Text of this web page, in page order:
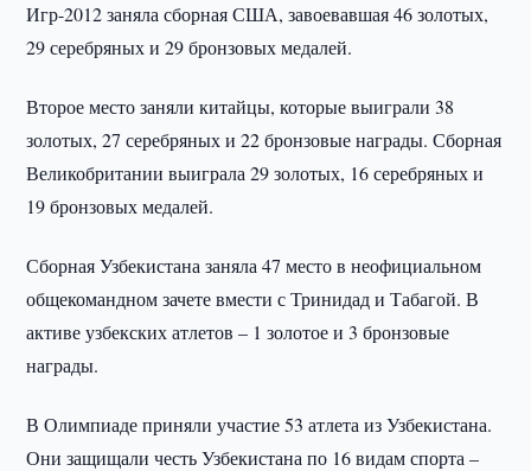
Игр-2012 заняла сборная США, завоевавшая 46 золотых,
29 серебряных и 29 бронзовых медалей.
Второе место заняли китайцы, которые выиграли 38
золотых, 27 серебряных и 22 бронзовые награды. Сборная
Великобритании выиграла 29 золотых, 16 серебряных и
19 бронзовых медалей.
Сборная Узбекистана заняла 47 место в неофициальном
общекомандном зачете вмести с Тринидад и Табагой. В
активе узбекских атлетов – 1 золотое и 3 бронзовые
награды.
В Олимпиаде приняли участие 53 атлета из Узбекистана.
Они защищали честь Узбекистана по 16 видам спорта –